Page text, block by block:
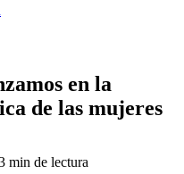
en la
de las mujeres
min de lectura